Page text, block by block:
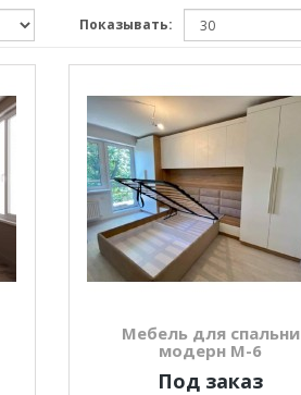
Показывать:
Мебель для спальни
модерн М-6
Под заказ